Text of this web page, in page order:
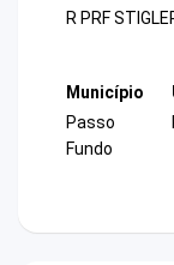
R PRF
Município
Passo
Fundo